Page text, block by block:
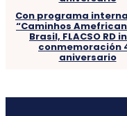
Con programa
“Caminhos
Brasil, FLACSO RD
conmemoración
aniversario